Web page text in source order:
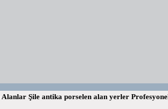
Şile antika porselen alan yerler